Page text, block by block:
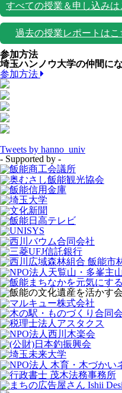
すべての授業＆申し込みは
過去の授業レポートはこ
参加方法
埼玉ハンノウ大学の仲間に
参加方法
Tweets by hanno_univ
- Supported by -